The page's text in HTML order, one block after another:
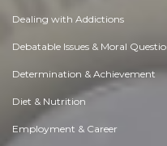
Dealing with Addictions
Debatable Issues & Moral
Determination & Achievement
Diet & Nutrition
Employment & Career